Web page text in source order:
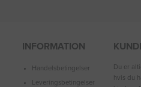
INFORMATION
Handelsbetingelser
Leveringsbetingelser
Du er
hvis du